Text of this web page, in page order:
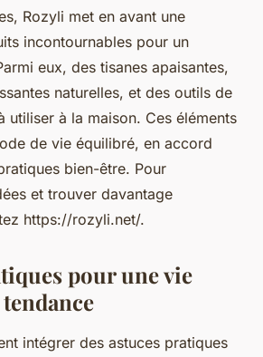
Rozyli met en avant une
incontournables pour un
eux, des tisanes apaisantes,
naturelles, et des outils de
utiliser à la maison. Ces éléments
de vie équilibré, en accord
bien-être. Pour
et trouver davantage
https://rozyli.net/.
pour une vie
intégrer des astuces pratiques